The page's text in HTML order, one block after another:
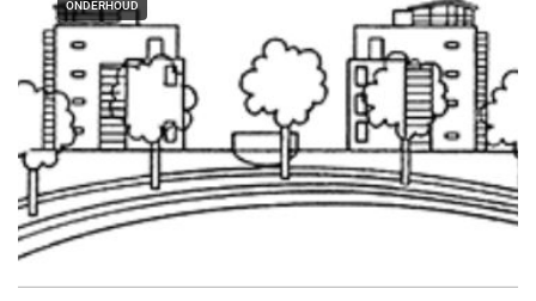
ONDERHOUD